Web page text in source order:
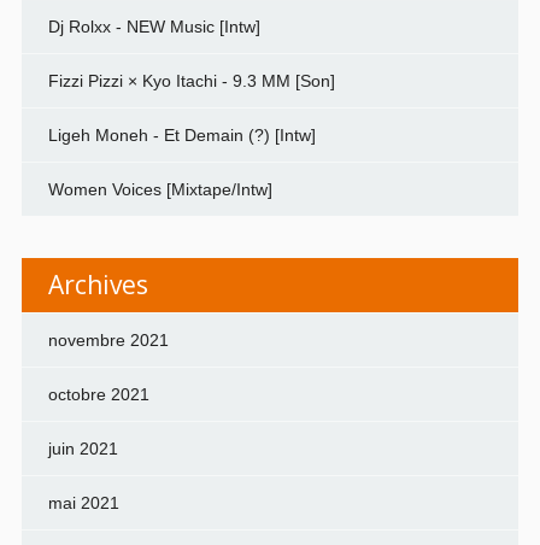
Dj Rolxx - NEW Music [Intw]
Fizzi Pizzi × Kyo Itachi - 9.3 MM [Son]
Ligeh Moneh - Et Demain (?) [Intw]
Women Voices [Mixtape/Intw]
Archives
novembre 2021
octobre 2021
juin 2021
mai 2021